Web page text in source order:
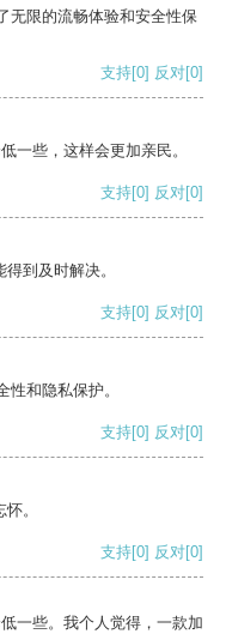
无限的流畅体验和安全性保
支持[0] 反对[0]
一些，这样会更加亲民。
支持[0] 反对[0]
到及时解决。
支持[0] 反对[0]
和隐私保护。
支持[0] 反对[0]
。
支持[0] 反对[0]
一些。我个人觉得，一款加